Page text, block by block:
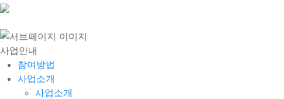
사업안내
참여방법
사업소개
사업소개